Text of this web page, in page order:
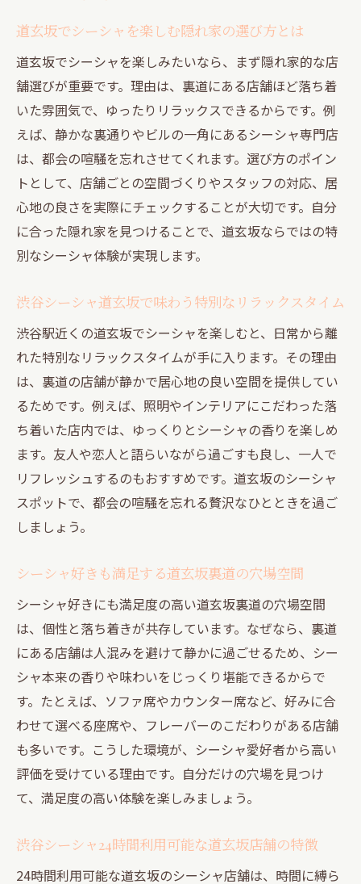
点
渋谷シーシャカフェの個室でゆったり過ご
す
渋谷シーシャひとり利用に個室が最適な理
由
渋谷シーシャ安い個室空間を見つけるポイ
ント
渋谷シーシャ24時間個室利用可能な店舗紹
安くて快適な道玄坂のシーシャスポット紹介
渋谷シーシャ安い道玄坂裏道店の見つけ方
コスパ重視で選ぶ道玄坂シーシャ体験の魅
力
渋谷シーシャカフェ安く楽しむ方法を道玄
坂で提案
24時間営業の渋谷シーシャ店道玄坂で徹底
比較
道玄坂で快適に過ごせるシーシャおすすめ
渋谷シーシャ個室も安い道玄坂裏道の穴場
この記事で見つかる円山町シーシャ体験の極意
円山町で渋谷シーシャ体験を満喫する極意
とは
渋谷シーシャ昼と夜におすすめの円山町活
用法
円山町でシーシャ初心者が安心できるポイ
ント紹介
渋谷シーシャカフェの裏道利用術を円山町
個室で楽しむ円山町シーシャ体験の魅力を
伝授
道玄坂でシーシャを楽しむ隠れ家の選び方とは
道玄坂でシーシャを楽しみたいなら、まず隠れ家的な店
舗選びが重要です。理由は、裏道にある店舗ほど落ち着
いた雰囲気で、ゆったりリラックスできるからです。例
えば、静かな裏通りやビルの一角にあるシーシャ専門店
は、都会の喧騒を忘れさせてくれます。選び方のポイン
トとして、店舗ごとの空間づくりやスタッフの対応、居
心地の良さを実際にチェックすることが大切です。自分
に合った隠れ家を見つけることで、道玄坂ならではの特
別なシーシャ体験が実現します。
渋谷シーシャ道玄坂で味わう特別なリラックスタイム
渋谷駅近くの道玄坂でシーシャを楽しむと、日常から離
れた特別なリラックスタイムが手に入ります。その理由
は、裏道の店舗が静かで居心地の良い空間を提供してい
るためです。例えば、照明やインテリアにこだわった落
ち着いた店内では、ゆっくりとシーシャの香りを楽しめ
ます。友人や恋人と語らいながら過ごすも良し、一人で
リフレッシュするのもおすすめです。道玄坂のシーシャ
スポットで、都会の喧騒を忘れる贅沢なひとときを過ご
しましょう。
シーシャ好きも満足する道玄坂裏道の穴場空間
シーシャ好きにも満足度の高い道玄坂裏道の穴場空間
は、個性と落ち着きが共存しています。なぜなら、裏道
にある店舗は人混みを避けて静かに過ごせるため、シー
シャ本来の香りや味わいをじっくり堪能できるからで
す。たとえば、ソファ席やカウンター席など、好みに合
わせて選べる座席や、フレーバーのこだわりがある店舗
も多いです。こうした環境が、シーシャ愛好者から高い
評価を受けている理由です。自分だけの穴場を見つけ
て、満足度の高い体験を楽しみましょう。
渋谷シーシャ24時間利用可能な道玄坂店舗の特徴
24時間利用可能な道玄坂のシーシャ店舗は、時間に縛ら